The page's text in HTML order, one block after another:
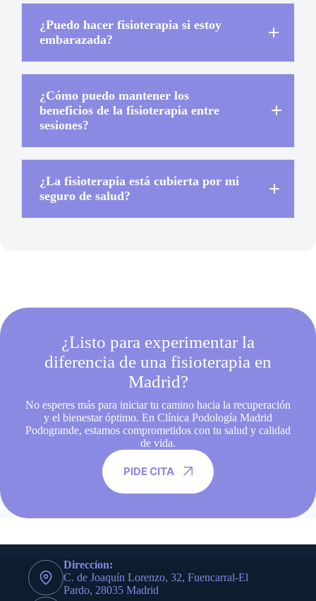
¿Puedo hacer fisioterapia si estoy
embarazada?
¿Cómo puedo mantener los
beneficios de la fisioterapia entre
sesiones?
¿La fisioterapia está cubierta por mi
seguro de salud?
¿Listo para experimentar la
diferencia de una fisioterapia en
Madrid?
No esperes más para iniciar tu camino hacia la recuperación
y el bienestar óptimo. En Clínica Podología Madrid
Podogrande, estamos comprometidos con tu salud y calidad
de vida.
PIDE CITA
Direccíon:
C. de Joaquín Lorenzo, 32, Fuencarral-El
Pardo, 28035 Madrid